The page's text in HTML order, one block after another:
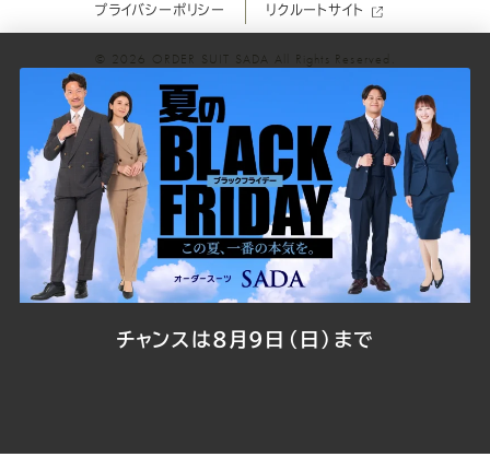
ツ
SADA
の
公
式
Youtube
ツ
SADA
の
公
式
Facebook
ツ
SADA
の
公
式
Twitter
ツ
SADA
の
公
式
ツ
SADA
の
公
式
プライバシーポリシー リクルートサイト
© 2026 ORDER SUIT SADA All Rights Reserved.
チャンスは8月9日（日）まで